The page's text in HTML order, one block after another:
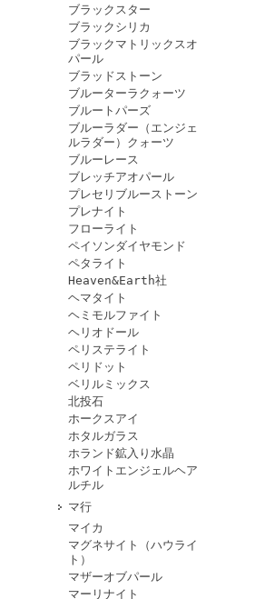
ブラックスター
ブラックシリカ
ブラックマトリックスオ
パール
ブラッドストーン
ブルーターラクォーツ
ブルートパーズ
ブルーラダー（エンジェ
ルラダー）クォーツ
ブルーレース
ブレッチアオパール
プレセリブルーストーン
プレナイト
フローライト
ペイソンダイヤモンド
ペタライト
Heaven&Earth社
ヘマタイト
ヘミモルファイト
ヘリオドール
ペリステライト
ペリドット
ベリルミックス
北投石
ホークスアイ
ホタルガラス
ホランド鉱入り水晶
ホワイトエンジェルヘア
ルチル
マ行
マイカ
マグネサイト（ハウライ
ト）
マザーオブパール
マーリナイト